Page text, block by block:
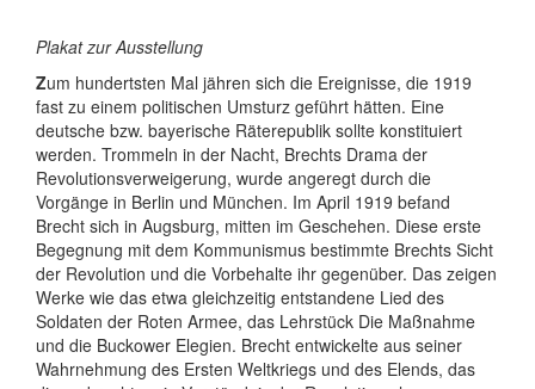
Plakat zur Ausstellung
Zum hundertsten Mal jähren sich die Ereignisse, die 1919
fast zu einem politischen Umsturz geführt hätten. Eine
deutsche bzw. bayerische Räterepublik sollte konstituiert
werden. Trommeln in der Nacht, Brechts Drama der
Revolutionsverweigerung, wurde angeregt durch die
Vorgänge in Berlin und München. Im April 1919 befand
Brecht sich in Augsburg, mitten im Geschehen. Diese erste
Begegnung mit dem Kommunismus bestimmte Brechts Sicht
der Revolution und die Vorbehalte ihr gegenüber. Das zeigen
Werke wie das etwa gleichzeitig entstandene Lied des
Soldaten der Roten Armee, das Lehrstück Die Maßnahme
und die Buckower Elegien. Brecht entwickelte aus seiner
Wahrnehmung des Ersten Weltkriegs und des Elends, das